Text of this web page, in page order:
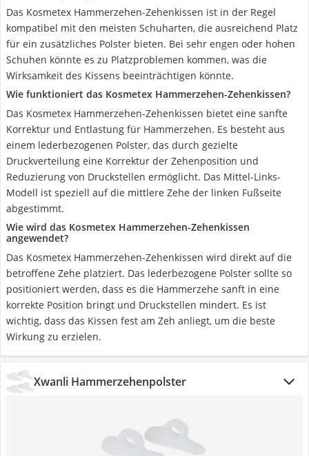
Das Kosmetex Hammerzehen-Zehenkissen ist in der Regel
kompatibel mit den meisten Schuharten, die ausreichend Platz
für ein zusätzliches Polster bieten. Bei sehr engen oder hohen
Schuhen könnte es zu Platzproblemen kommen, was die
Wirksamkeit des Kissens beeinträchtigen könnte.
Wie funktioniert das Kosmetex Hammerzehen-Zehenkissen?
Das Kosmetex Hammerzehen-Zehenkissen bietet eine sanfte
Korrektur und Entlastung für Hammerzehen. Es besteht aus
einem lederbezogenen Polster, das durch gezielte
Druckverteilung eine Korrektur der Zehenposition und
Reduzierung von Druckstellen ermöglicht. Das Mittel-Links-
Modell ist speziell auf die mittlere Zehe der linken Fußseite
abgestimmt.
Wie wird das Kosmetex Hammerzehen-Zehenkissen
angewendet?
Das Kosmetex Hammerzehen-Zehenkissen wird direkt auf die
betroffene Zehe platziert. Das lederbezogene Polster sollte so
positioniert werden, dass es die Hammerzehe sanft in eine
korrekte Position bringt und Druckstellen mindert. Es ist
wichtig, dass das Kissen fest am Zeh anliegt, um die beste
Wirkung zu erzielen.
Xwanli Hammerzehenpolster